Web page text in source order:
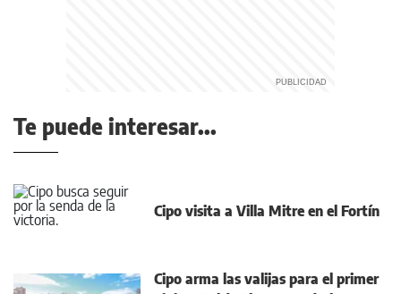
Te puede interesar...
Cipo visita a Villa Mitre en el Fortín
Cipo arma las valijas para el primer